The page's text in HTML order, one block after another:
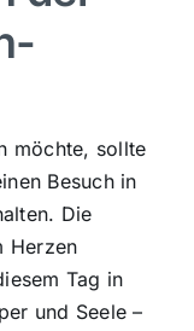
möchte, sollte
Besuch in
Die
Herzen
Tag in
und Seele –